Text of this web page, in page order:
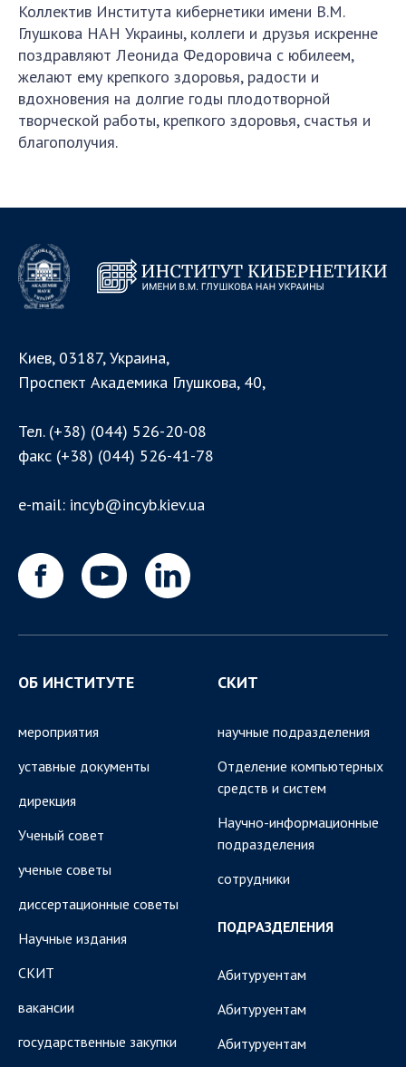
Коллектив Института кибернетики имени В.М.
Глушкова НАН Украины, коллеги и друзья искренне
поздравляют Леонида Федоровича с юбилеем,
желают ему крепкого здоровья, радости и
вдохновения на долгие годы плодотворной
творческой работы, крепкого здоровья, счастья и
благополучия.
Киев, 03187, Украина,
Проспект Академика Глушкова, 40,
Тел. (+38) (044) 526-20-08
факс (+38) (044) 526-41-78
e-mail: incyb@incyb.kiev.ua
ОБ ИНСТИТУТЕ
мероприятия
уставные документы
дирекция
Ученый совет
ученые советы
диссертационные советы
Научные издания
СКИТ
вакансии
государственные закупки
СКИТ
научные подразделения
Отделение компьютерных
средств и систем
Научно-информационные
подразделения
сотрудники
ПОДРАЗДЕЛЕНИЯ
Абитуруентам
Абитуруентам
Абитуруентам